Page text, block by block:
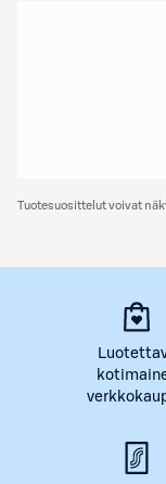
Tuotesuosittelut voivat